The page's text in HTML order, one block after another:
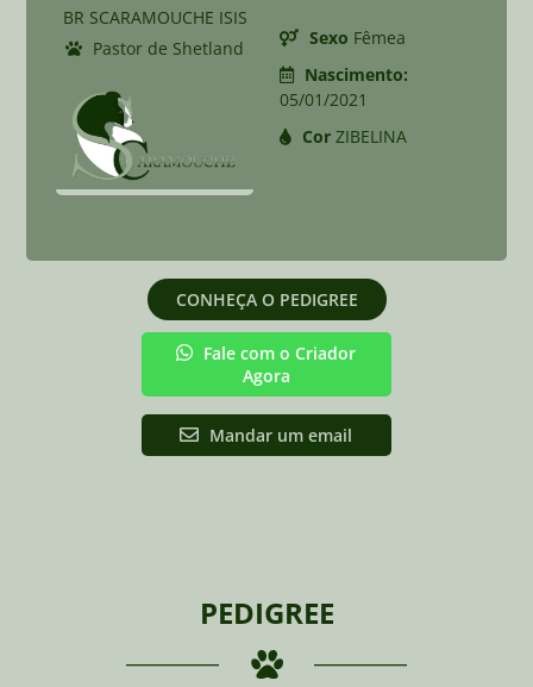
BR SCARAMOUCHE ISIS
Pastor de Shetland
Sexo Fêmea
Nascimento:
05/01/2021
CorZIBELINA
CONHEÇA O PEDIGREE
Fale com o Criador
Agora
Mandar um email
PEDIGREE